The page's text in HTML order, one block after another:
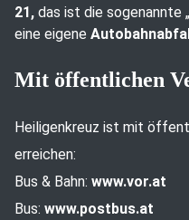
21, das ist die sogenannte
eine eigene
Mit öffentlichen
Heiligenkreuz ist mit
erreichen:
Bus & Bahn: www.vor.at
Bus: www.postbus.at